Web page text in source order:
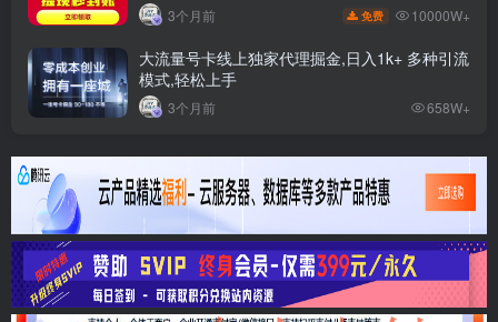
3个月前 免费 10000W+
大流量号卡线上独家代理掘金,日入1k+ 多种引流
模式,轻松上手
3个月前 658W+